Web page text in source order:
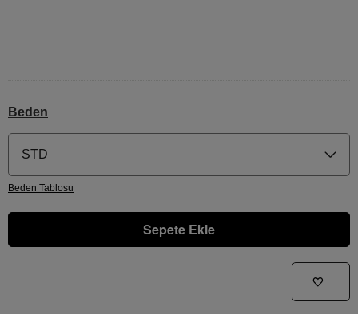
Beden
STD
Beden Tablosu
Sepete Ekle